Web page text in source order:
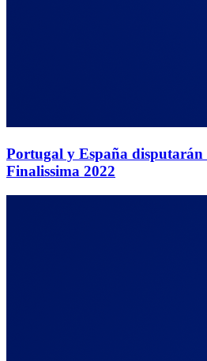
Portugal y España
Finalissima 2022